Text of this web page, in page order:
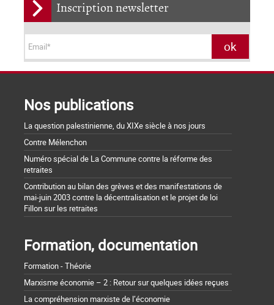
Inscription newsletter
Nos publications
La question palestinienne, du XIXe siècle à nos jours
Contre Mélenchon
Numéro spécial de La Commune contre la réforme des
retraites
Contribution au bilan des grèves et des manifestations de
mai-juin 2003 contre la décentralisation et le projet de loi
Fillon sur les retraites
Formation, documentation
Formation - Théorie
Marxisme économie – 2 : Retour sur quelques idées reçues
La compréhension marxiste de l’économie